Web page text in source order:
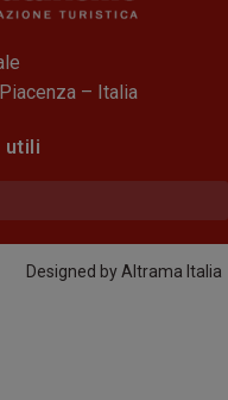
– Italia
utili
Designed by Altrama Italia